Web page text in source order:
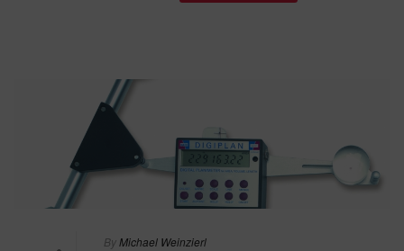
ByMichael Weinzierl